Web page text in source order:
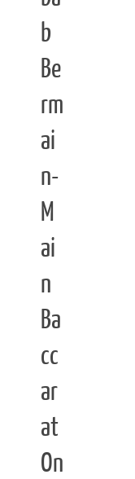
b
Be
rm
ai
n-
M
ai
n
Ba
cc
ar
at
On